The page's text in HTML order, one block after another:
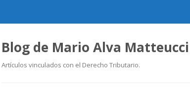
Blog de Mario Alva Matteucci
Artículos vinculados con el Derecho Tributario.